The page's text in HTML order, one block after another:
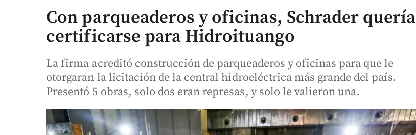
Con parqueaderos y oficinas, Schrader quería
certificarse para Hidroituango
La firma acreditó construcción de parqueaderos y oficinas para que le
otorgaran la licitación de la central hidroeléctrica más grande del país.
Presentó 5 obras, solo dos eran represas, y solo le valieron una.